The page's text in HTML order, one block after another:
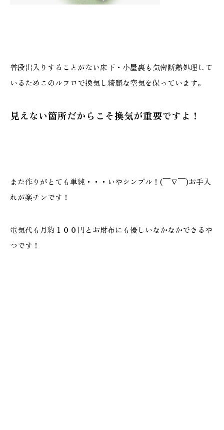
普段出入りすることがない床下・小屋裏も気密断熱処理して
いるためこのルフロで換気し綺麗な空気を保っています。
見えない箇所だからこそ換気が重要ですよ！
また作りがとても単純・・・いやシンプル！(￣∇￣)お手入
れが楽チンです！
電気代も月約１００円とお財布にも優しいなかなかできるや
つです！